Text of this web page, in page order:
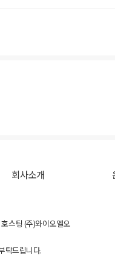
회사소개
스팅 (주)와이오엘오
탁드립니다.